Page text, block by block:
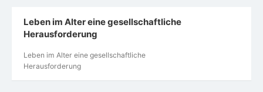
Leben im Alter eine gesellschaftliche
Herausforderung
Leben im Alter eine gesellschaftliche
Herausforderung